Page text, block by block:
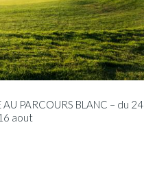
AU PARCOURS BLANC – du 24
aout